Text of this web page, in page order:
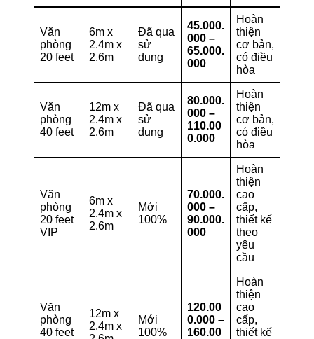
Văn
phòng
20 feet
6m x
2.4m x
2.6m
Đã qua
sử
dụng
45.000.
000 –
65.000.
000
Hoàn
thiện
cơ bản,
có điều
hòa
Văn
phòng
40 feet
12m x
2.4m x
2.6m
Đã qua
sử
dụng
80.000.
000 –
110.00
0.000
Hoàn
thiện
cơ bản,
có điều
hòa
Văn
phòng
20 feet
VIP
6m x
2.4m x
2.6m
Mới
100%
70.000.
000 –
90.000.
000
Hoàn
thiện
cao
cấp,
thiết kế
theo
yêu
cầu
Văn
phòng
40 feet
12m x
2.4m x
Mới
100%
120.00
0.000 –
160.00
Hoàn
thiện
cao
cấp,
thiết kế